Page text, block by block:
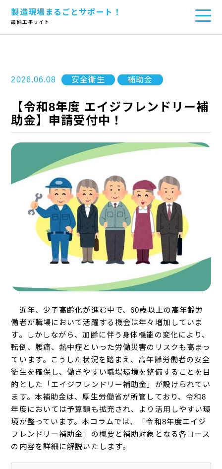
製造現場まるごとサポート！
設備工事サイト
TOP>お役立ちコラム > 安全衛生 >
【令和8年度 エイジフレンド
リー補助金】申請受付中！
2026.06.08 安全衛生 補助金
【令和8年度 エイジフレンドリー補
助金】申請受付中！
近年、少子高齢化が進む中で、60歳以上の高年齢労
働者が職場において活躍する機会は年々増加していま
す。しかしながら、加齢に伴う身体機能の変化により、
転倒、腰痛、熱中症といった労働災害のリスクも高まっ
ています。こうした状況を踏まえ、高年齢労働者の安全
衛生を確保し、働きやすい職場環境を整備することを目
的とした「エイジフレンドリー補助金」が設けられてい
ます。本補助金は、厚生労働省が所管しており、令和8
年度においては予算額も拡充され、より活用しやすい環
境が整っています。本コラムでは、「令和8年度エイジ
フレンドリー補助金」の概要と補助対象となる各コース
の内容を詳細に解説いたします。